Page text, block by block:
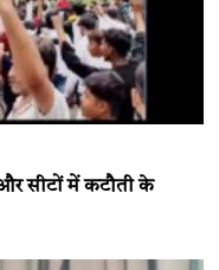
और सीटों में कटौती के